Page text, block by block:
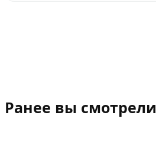
Ранее вы смотрели